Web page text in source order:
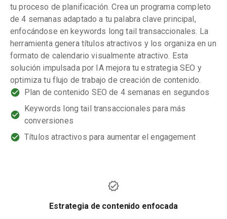
tu proceso de planificación. Crea un programa completo
de 4 semanas adaptado a tu palabra clave principal,
enfocándose en keywords long tail transaccionales. La
herramienta genera títulos atractivos y los organiza en un
formato de calendario visualmente atractivo. Esta
solución impulsada por IA mejora tu estrategia SEO y
optimiza tu flujo de trabajo de creación de contenido.
Plan de contenido SEO de 4 semanas en segundos
Keywords long tail transaccionales para más
conversiones
Títulos atractivos para aumentar el engagement
Estrategia de contenido enfocada